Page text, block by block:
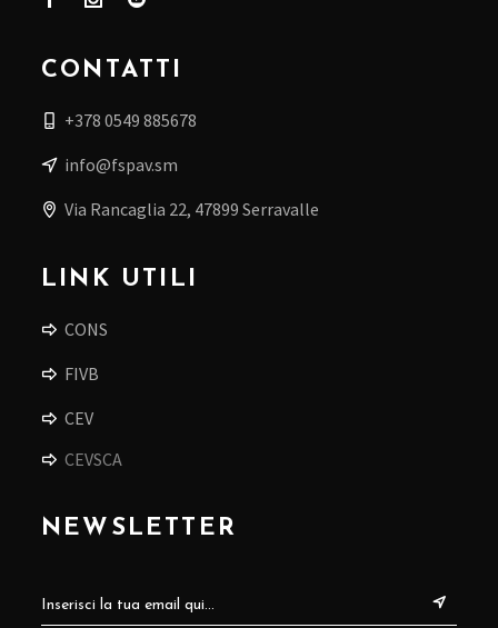
CONTATTI
+378 0549 885678
info@fspav.sm
Via Rancaglia 22, 47899 Serravalle
LINK UTILI
CONS
FIVB
CEV
CEVSCA
NEWSLETTER